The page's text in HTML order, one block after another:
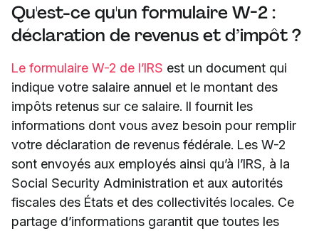
Qu'est-ce qu'un formulaire W-2 :
déclaration de revenus et d’impôt ?
Le formulaire W-2 de l’IRS est un document qui
indique votre salaire annuel et le montant des
impôts retenus sur ce salaire. Il fournit les
informations dont vous avez besoin pour remplir
votre déclaration de revenus fédérale. Les W-2
sont envoyés aux employés ainsi qu’à l’IRS, à la
Social Security Administration et aux autorités
fiscales des États et des collectivités locales. Ce
partage d’informations garantit que toutes les